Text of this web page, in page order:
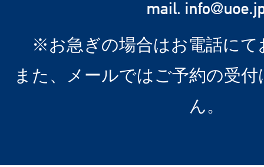
※お急ぎの場合はお電話にて
また、メールではご予約の受
ん。